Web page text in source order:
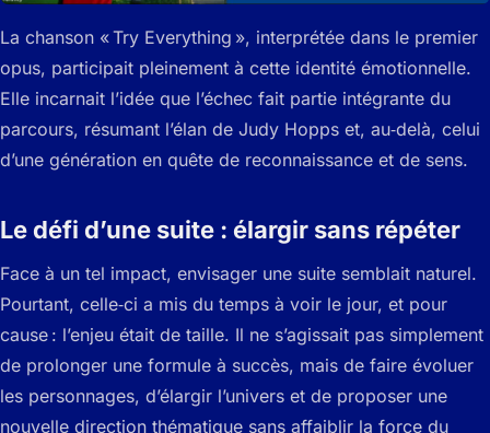
La chanson « Try Everything », interprétée dans le premier
opus, participait pleinement à cette identité émotionnelle.
Elle incarnait l’idée que l’échec fait partie intégrante du
parcours, résumant l’élan de Judy Hopps et, au‑delà, celui
d’une génération en quête de reconnaissance et de sens.
Le défi d’une suite : élargir sans répéter
Face à un tel impact, envisager une suite semblait naturel.
Pourtant, celle‑ci a mis du temps à voir le jour, et pour
cause : l’enjeu était de taille. Il ne s’agissait pas simplement
de prolonger une formule à succès, mais de faire évoluer
les personnages, d’élargir l’univers et de proposer une
nouvelle direction thématique sans affaiblir la force du